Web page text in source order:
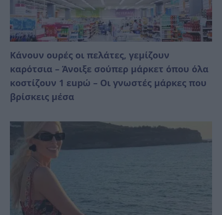
Κάνουν ουρές οι πελάτες, γεμίζουν
καρότσια – Άνοιξε σούπερ μάρκετ όπου όλα
κοστίζουν 1 εupώ – Οι γνωστές μάρκες που
βρίσκεις μέσα